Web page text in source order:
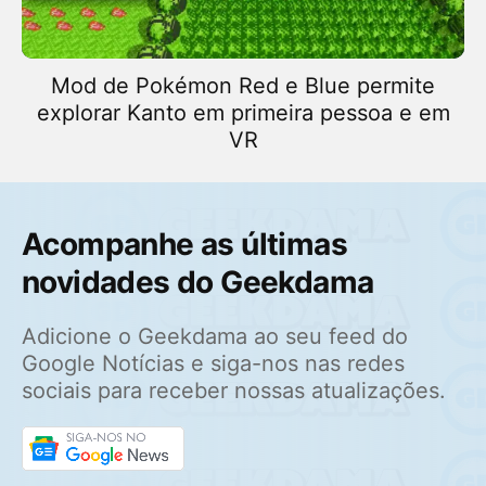
Mod de Pokémon Red e Blue permite
explorar Kanto em primeira pessoa e em
VR
Acompanhe as últimas
novidades do Geekdama
Adicione o Geekdama ao seu feed do
Google Notícias e siga-nos nas redes
sociais para receber nossas atualizações.